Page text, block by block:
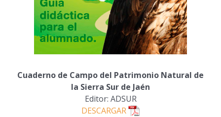
Cuaderno de Campo del Patrimonio Natural de
la Sierra Sur de Jaén
Editor: ADSUR
DESCARGAR